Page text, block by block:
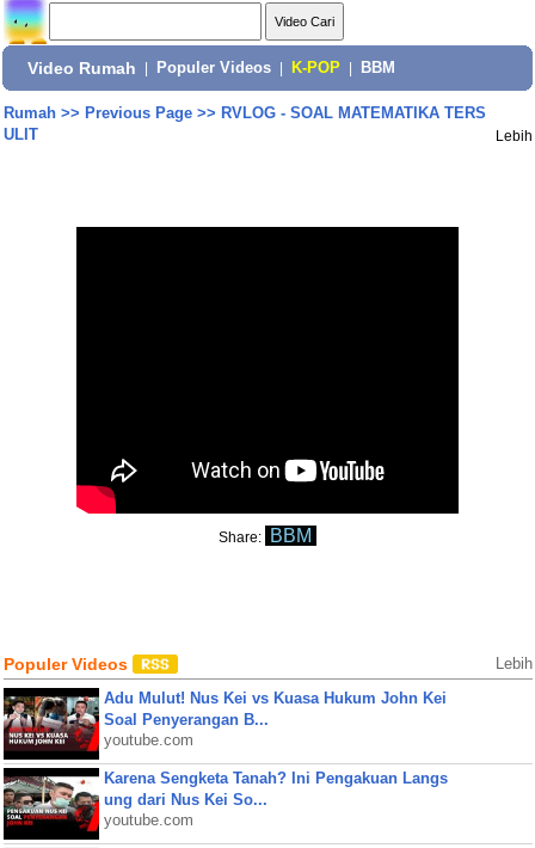
Video Rumah Populer Videos K-POP BBM
Rumah>> Previous Page>> RVLOG - SOAL MATEMATIKA TERS
ULIT
Lebih
Share: BBM
Populer Videos Lebih
Adu Mulut! Nus Kei vs Kuasa Hukum John Kei
Soal Penyerangan B...
youtube.com
Karena Sengketa Tanah? Ini Pengakuan Langs
ung dari Nus Kei So...
youtube.com